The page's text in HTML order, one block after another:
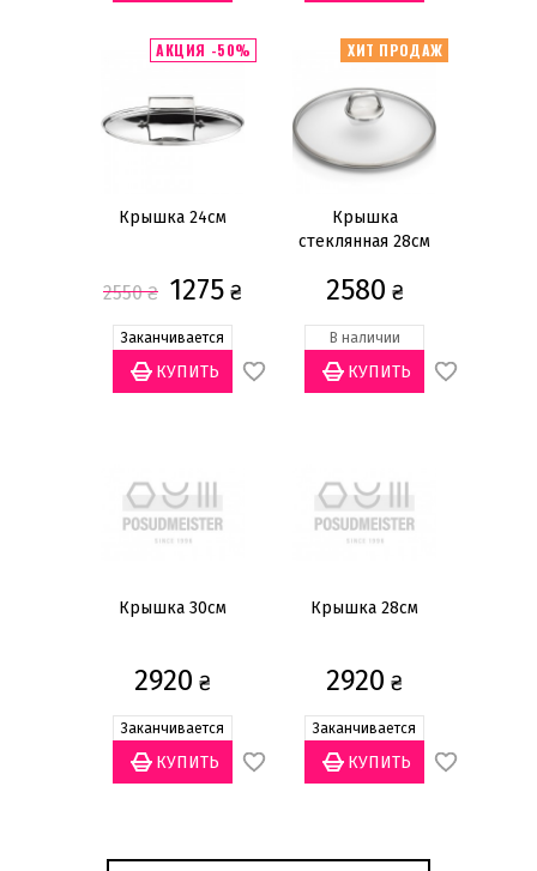
АКЦИЯ -50%
Крышка 24см
2550₴ 1275 ₴
Заканчивается
ХИТ ПРОДАЖ
Крышка
стеклянная 28см
2580 ₴
В наличии
Крышка 30cм
2920 ₴
Заканчивается
Крышка 28cм
2920 ₴
Заканчивается